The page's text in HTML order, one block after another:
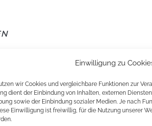
Einwilligung zu
wir Cookies und vergleichbare Funktionen zur
dient der Einbindung von Inhalten, externen
sowie der Einbindung sozialer Medien. Je nach
Einwilligung ist freiwillig, für die Nutzung unserer